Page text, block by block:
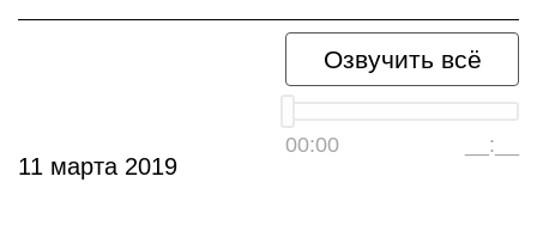
Озвучить всё
00:00 __:__
11 марта 2019